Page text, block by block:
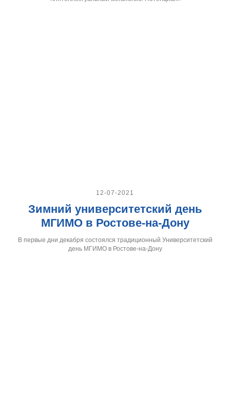
12-07-2021
Зимний университетский день
МГИМО в Ростове-на-Дону
В первые дни декабря состоялся традиционный Университетский
день МГИМО в Ростове-на-Дону